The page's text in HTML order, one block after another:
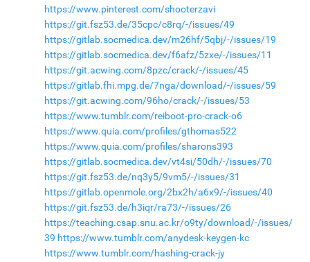
https://www.pinterest.com/shooterzavi
https://git.fsz53.de/35cpc/c8rq/-/issues/49
https://gitlab.socmedica.dev/m26hf/5qbj/-/issues/19
https://gitlab.socmedica.dev/f6afz/5zxe/-/issues/11
https://git.acwing.com/8pzc/crack/-/issues/45
https://gitlab.fhi.mpg.de/7nga/download/-/issues/59
https://git.acwing.com/96ho/crack/-/issues/53
https://www.tumblr.com/reiboot-pro-crack-o6
https://www.quia.com/profiles/gthomas522
https://www.quia.com/profiles/sharons393
https://gitlab.socmedica.dev/vt4si/50dh/-/issues/70
https://git.fsz53.de/nq3y5/9vm5/-/issues/31
https://gitlab.openmole.org/2bx2h/a6x9/-/issues/40
https://git.fsz53.de/h3iqr/ra73/-/issues/26
https://teaching.csap.snu.ac.kr/o9ty/download/-/issues/
39 https://www.tumblr.com/anydesk-keygen-kc
https://www.tumblr.com/hashing-crack-jy